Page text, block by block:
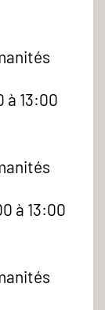
à 13:00
à 13:00